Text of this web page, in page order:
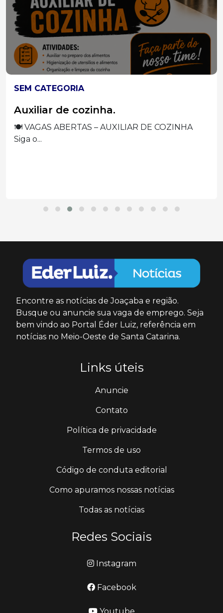
SEM CATEGORIA
Auxiliar de cozinha.
🍽️ VAGAS ABERTAS – AUXILIAR DE COZINHA
Siga o...
Encontre as notícias de Joaçaba e região.
Busque ou anuncie sua vaga de emprego. Seja
bem vindo ao Portal Éder Luiz, referência em
notícias no Meio-Oeste de Santa Catarina.
Links úteis
Anuncie
Contato
Política de privacidade
Termos de uso
Código de conduta editorial
Como apuramos nossas notícias
Todas as notícias
Redes Sociais
Instagram
Facebook